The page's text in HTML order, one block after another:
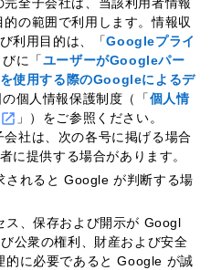
の範囲で利用します。情報収
利用目的は、「Googleプライ
びに「ユーザーがGoogleパー
使用する際のGoogleによるデ
の個人情報保護制度（「個人情
」）をご参照ください。
社は、次の各号に掲げる場合
に提供する場合があります。
されると Google が判断する場
ス、保存および開示が Googl
公衆の権利、財産および安全
的に必要であると Google が誠